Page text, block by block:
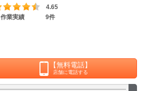
4.65
作業実績
9件
【無料電話】
店舗に電話する